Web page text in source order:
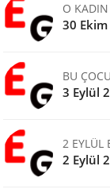
O KADIN
30
BU
3 Eylül
2 EYLÜL
2 Eylül